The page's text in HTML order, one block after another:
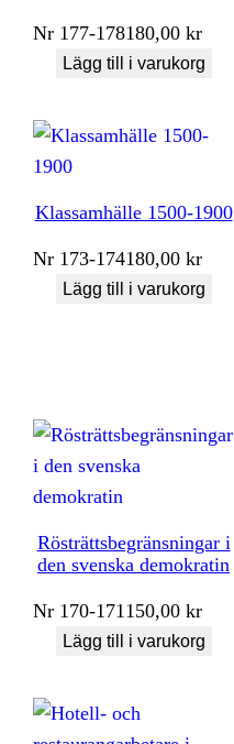
Nr 177-178180,00kr
Lägg till i varukorg
Klassamhälle 1500-1900
Nr 173-174180,00kr
Lägg till i varukorg
Rösträttsbegränsningar i
den svenska demokratin
Nr 170-171 150,00kr
Lägg till i varukorg